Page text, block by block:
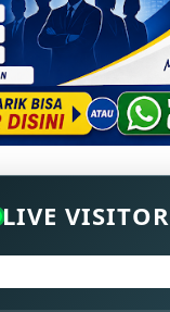
LIVE VISITOR